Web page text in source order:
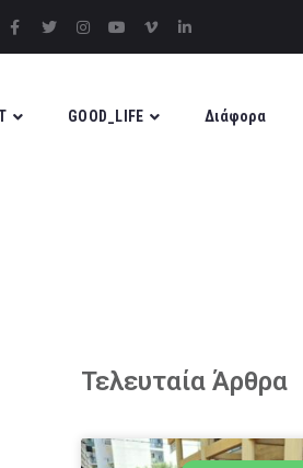
GOOD_LIFE Διάφορα
Τελευταία Άρθρα